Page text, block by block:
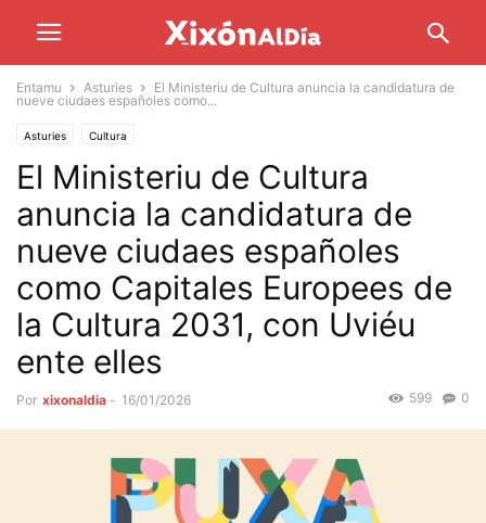
Entamu Asturies
El Ministeriu de Cultura anuncia la candidatura de
nueve ciudaes españoles como...
Asturies Cultura
El Ministeriu de Cultura
anuncia la candidatura de
nueve ciudaes españoles
como Capitales Europees de
la Cultura 2031, con Uviéu
ente elles
Por xixonaldia - 16/01/2026 0
599